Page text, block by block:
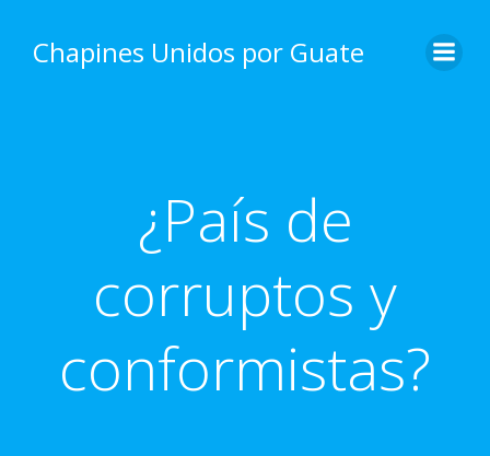
content
Chapines Unidos por Guate
¿País de
corruptos y
conformistas?